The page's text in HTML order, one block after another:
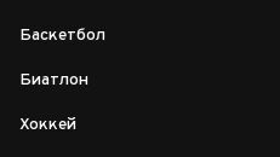
Баскетбол
Биатлон
Хоккей